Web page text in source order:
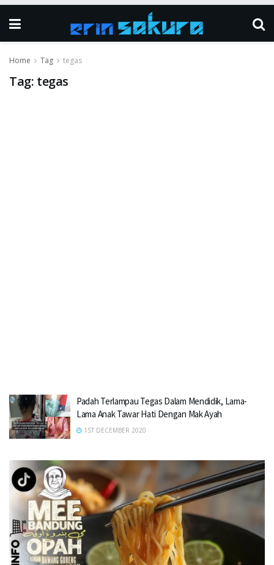
Home Tag tegas
Tag: tegas
Padah Terlampau Tegas Dalam Mendidik, Lama-
Lama Anak Tawar Hati Dengan Mak Ayah
1ST DECEMBER 2020